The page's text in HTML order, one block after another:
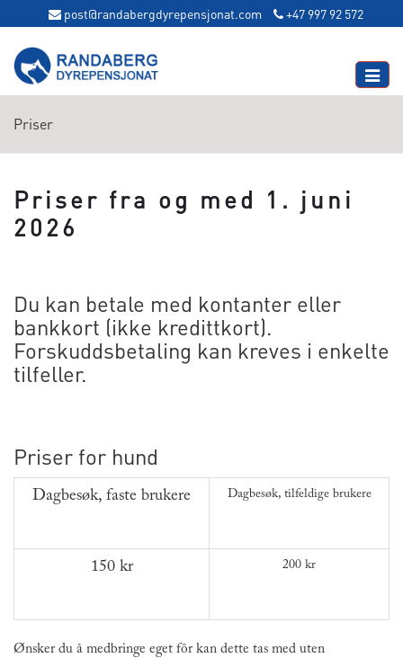
post@randabergdyrepensjonat.com +47 997 92 572
Toggle
Priser
Priser fra og med 1. juni
2026
Du kan betale med kontanter eller
bankkort (ikke kredittkort).
Forskuddsbetaling kan kreves i enkelte
tilfeller.
Priser for hund
Dagbesøk, faste brukere Dagbesøk, tilfeldige brukere
150 kr 200 kr
Ønsker du å medbringe eget fôr kan dette tas med uten